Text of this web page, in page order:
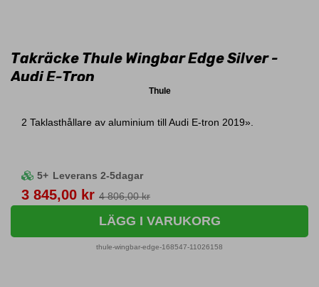
Takräcke Thule Wingbar Edge Silver -
Audi E-Tron
Thule
2 Taklasthållare av aluminium till Audi E-tron 2019».
5+ Leverans 2-5dagar
Pris
3 845,00 kr 4 806,00 kr
LÄGG I VARUKORG
thule-wingbar-edge-168547-11026158